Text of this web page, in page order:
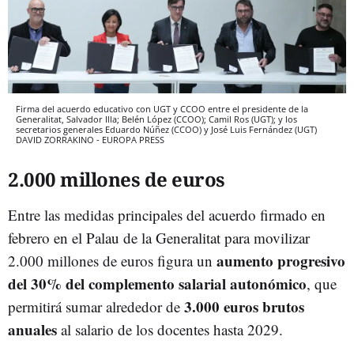
Firma del acuerdo educativo con UGT y CCOO entre el presidente de la
Generalitat, Salvador Illa; Belén López (CCOO); Camil Ros (UGT); y los
secretarios generales Eduardo Núñez (CCOO) y José Luis Fernández (UGT)
DAVID ZORRAKINO - EUROPA PRESS
2.000 millones de euros
Entre las medidas principales del acuerdo firmado en
febrero en el Palau de la Generalitat para movilizar
2.000 millones de euros figura un aumento progresivo
del 30% del complemento salarial autonómico, que
permitirá sumar alrededor de 3.000 euros brutos
anuales al salario de los docentes hasta 2029.